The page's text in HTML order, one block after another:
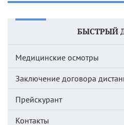
БЫСТРЫЙ
Медицинские осмотры
Заключение договора
Прейскурант
Контакты